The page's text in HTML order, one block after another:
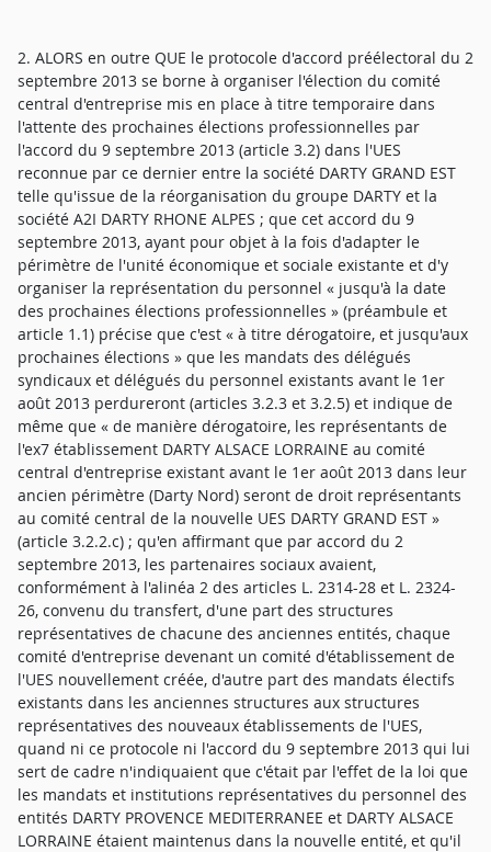
2. ALORS en outre QUE le protocole d'accord préélectoral du 2
septembre 2013 se borne à organiser l'élection du comité
central d'entreprise mis en place à titre temporaire dans
l'attente des prochaines élections professionnelles par
l'accord du 9 septembre 2013 (article 3.2) dans l'UES
reconnue par ce dernier entre la société DARTY GRAND EST
telle qu'issue de la réorganisation du groupe DARTY et la
société A2I DARTY RHONE ALPES ; que cet accord du 9
septembre 2013, ayant pour objet à la fois d'adapter le
périmètre de l'unité économique et sociale existante et d'y
organiser la représentation du personnel « jusqu'à la date
des prochaines élections professionnelles » (préambule et
article 1.1) précise que c'est « à titre dérogatoire, et jusqu'aux
prochaines élections » que les mandats des délégués
syndicaux et délégués du personnel existants avant le 1er
août 2013 perdureront (articles 3.2.3 et 3.2.5) et indique de
même que « de manière dérogatoire, les représentants de
l'ex7 établissement DARTY ALSACE LORRAINE au comité
central d'entreprise existant avant le 1er août 2013 dans leur
ancien périmètre (Darty Nord) seront de droit représentants
au comité central de la nouvelle UES DARTY GRAND EST »
(article 3.2.2.c) ; qu'en affirmant que par accord du 2
septembre 2013, les partenaires sociaux avaient,
conformément à l'alinéa 2 des articles L. 2314-28 et L. 2324-
26, convenu du transfert, d'une part des structures
représentatives de chacune des anciennes entités, chaque
comité d'entreprise devenant un comité d'établissement de
l'UES nouvellement créée, d'autre part des mandats électifs
existants dans les anciennes structures aux structures
représentatives des nouveaux établissements de l'UES,
quand ni ce protocole ni l'accord du 9 septembre 2013 qui lui
sert de cadre n'indiquaient que c'était par l'effet de la loi que
les mandats et institutions représentatives du personnel des
entités DARTY PROVENCE MEDITERRANEE et DARTY ALSACE
LORRAINE étaient maintenus dans la nouvelle entité, et qu'il